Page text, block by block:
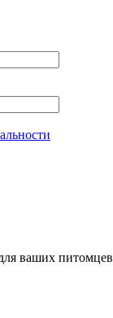
ваших питомцев